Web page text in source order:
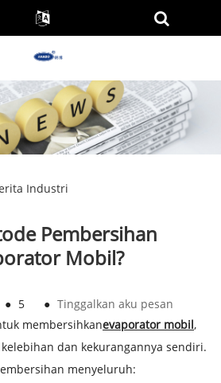
Industri
Pembersihan
Mobil?
● 5 ● Tinggalkan aku pesan
membersihkanevaporator mobil,
dan kekurangannya sendiri.
menyeluruh: